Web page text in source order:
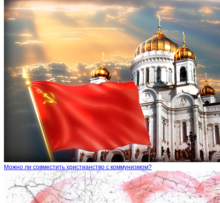
Можно ли совместить христианство с коммунизмом?